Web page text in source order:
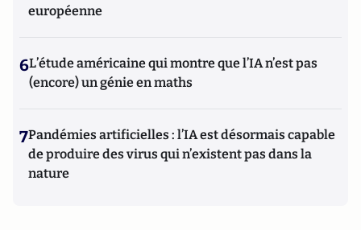
européenne
6L’étude américaine qui montre que l’IA n’est pas
(encore) un génie en maths
7Pandémies artificielles : l’IA est désormais capable
de produire des virus qui n’existent pas dans la
nature